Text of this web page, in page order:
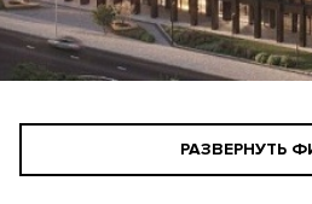
РАЗВЕРНУТЬ